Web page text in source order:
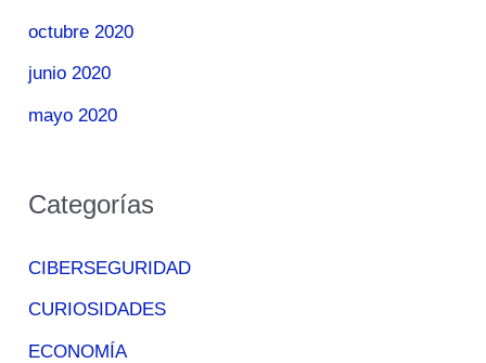
octubre 2020
junio 2020
mayo 2020
Categorías
CIBERSEGURIDAD
CURIOSIDADES
ECONOMÍA